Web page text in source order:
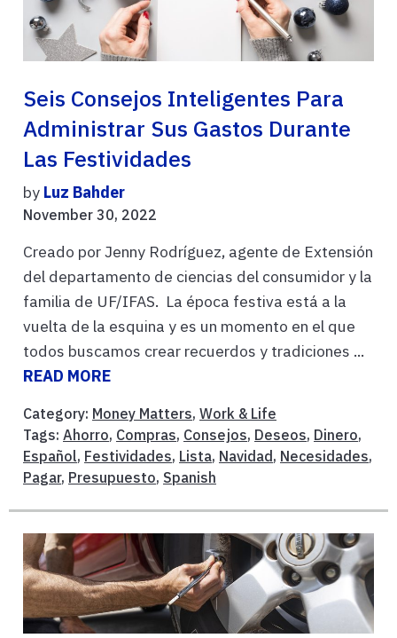
Seis Consejos Inteligentes Para
Administrar Sus Gastos Durante
Las Festividades
by Luz Bahder
November 30, 2022
Creado por Jenny Rodríguez, agente de Extensión
del departamento de ciencias del consumidor y la
familia de UF/IFAS. La época festiva está a la
vuelta de la esquina y es un momento en el que
todos buscamos crear recuerdos y tradiciones ...
READ MORE
Category: Money Matters, Work & Life
Tags: Ahorro, Compras, Consejos, Deseos, Dinero,
Español, Festividades, Lista, Navidad, Necesidades,
Pagar, Presupuesto, Spanish